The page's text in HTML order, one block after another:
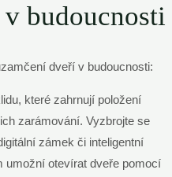
budoucnosti
dveří v budoucnosti:
které zahrnují položení
zarámování. Vyzbrojte se
zámek či inteligentní
umožní otevírat dveře pomocí